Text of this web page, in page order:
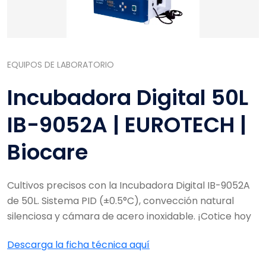
EQUIPOS DE LABORATORIO
Incubadora Digital 50L
IB-9052A | EUROTECH |
Biocare
Cultivos precisos con la Incubadora Digital IB-9052A
de 50L. Sistema PID (±0.5°C), convección natural
silenciosa y cámara de acero inoxidable. ¡Cotice hoy
Descarga la ficha técnica aquí